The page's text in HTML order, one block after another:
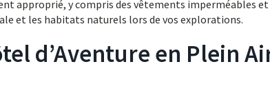
approprié, y compris des vêtements imperméables et
et les habitats naturels lors de vos explorations.
d’Aventure en Plein